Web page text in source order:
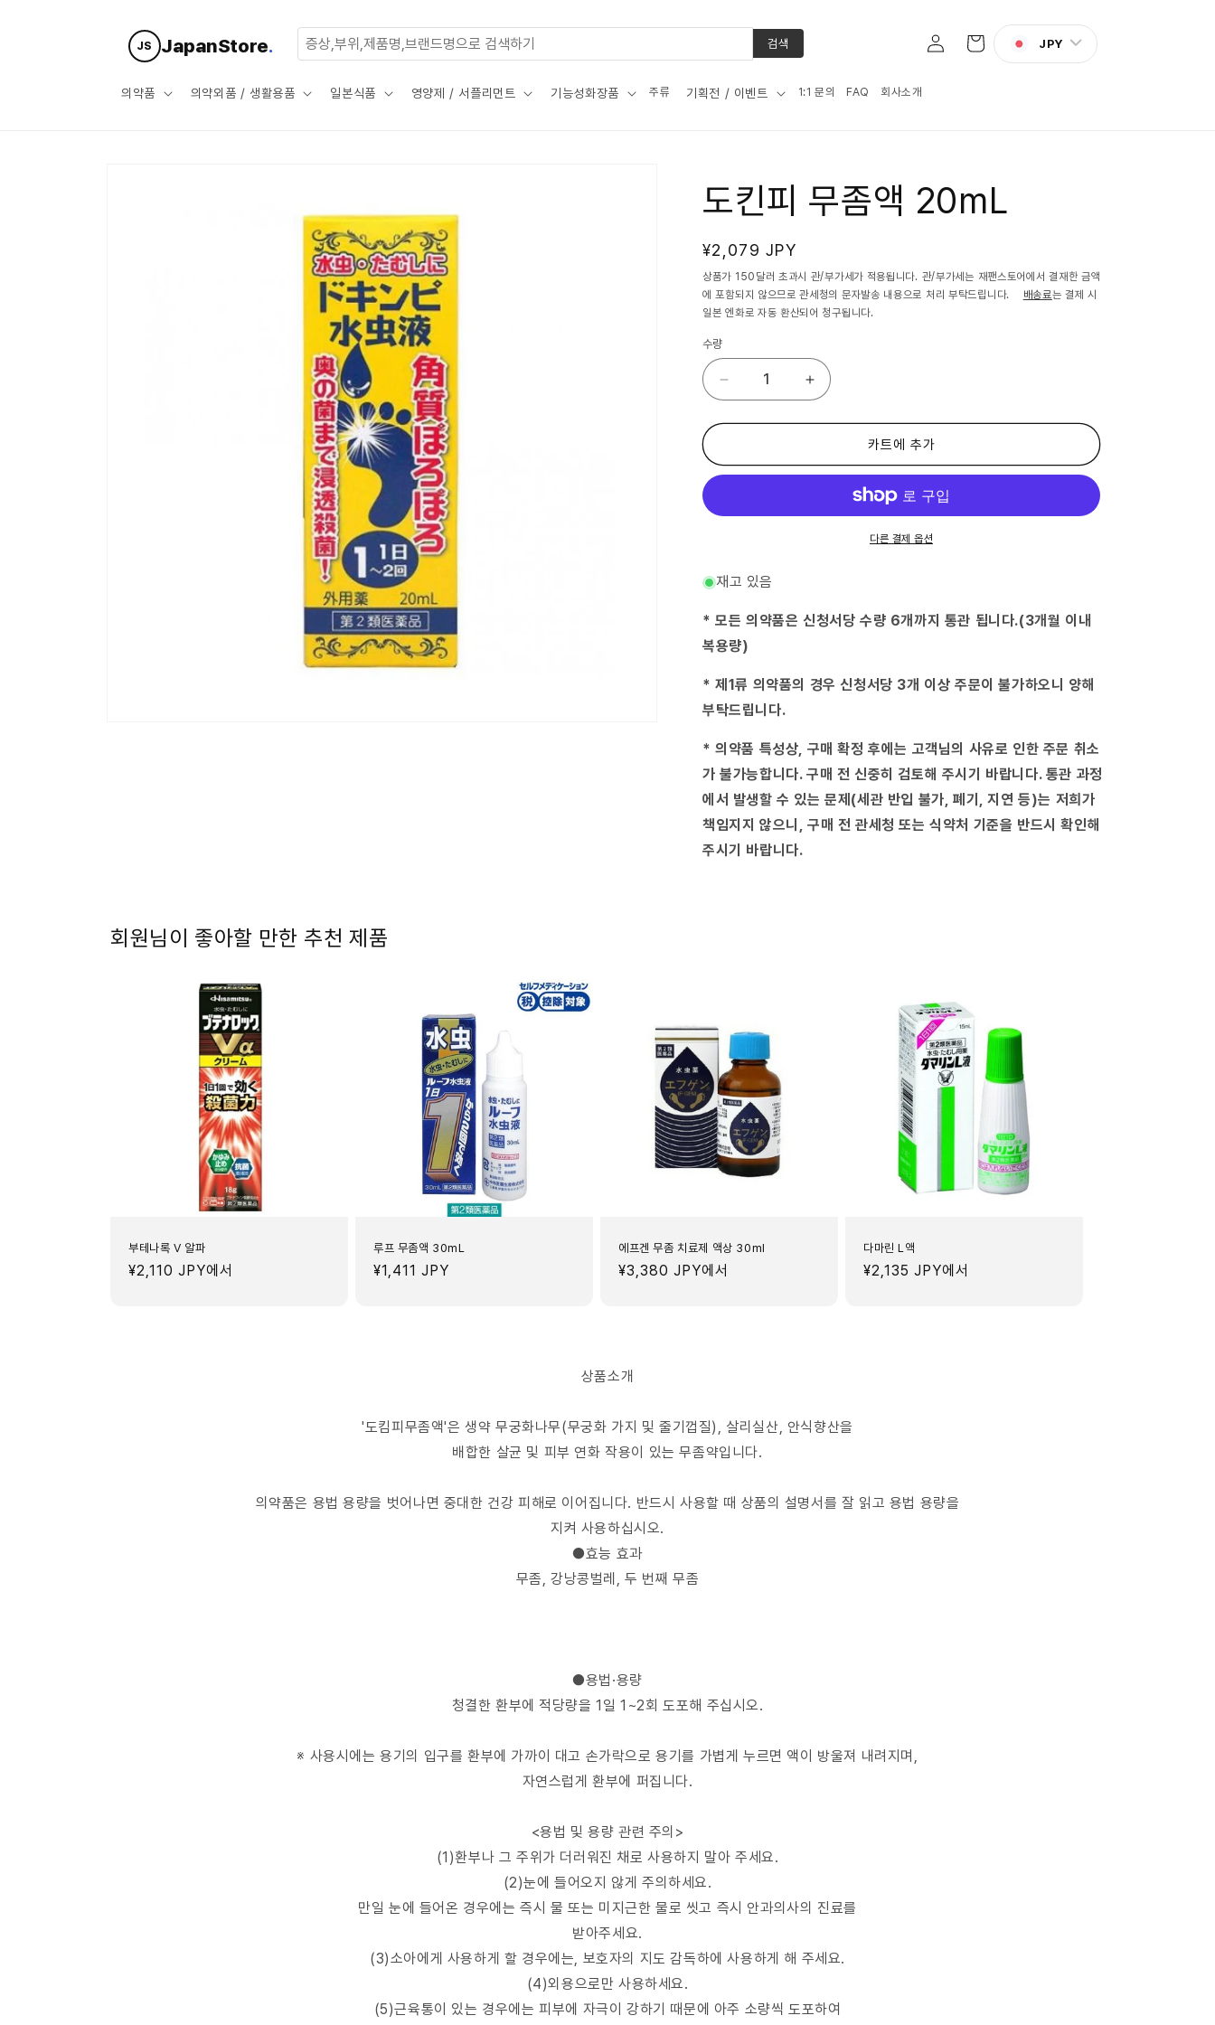
JS JapanStore.
의약품 의약외품 / 생활용품 일본식품 영양제 / 서플리먼트 기능성화장품 주류 기획전 / 이벤트 1:1 문의 FAQ 회사소개
그
트
JPY
검색
도킨피 무좀액 20mL
정
가
¥2,079 JPY
상품가 150달러 초과시 관/부가세가 적용됩니다. 관/부가세는 재팬스토어에서 결재한 금액
에 포함되지 않으므로 관세청의 문자발송 내용으로 처리 부탁드립니다. 배송료는 결제 시
일본 엔화로 자동 환산되어 청구됩니다.
수량
킨
피
좀
수
임
도
킨
피
좀
수
카트에 추가
다른 결제 옵션
재고 있음
* 모든 의약품은 신청서당 수량 6개까지 통관 됩니다.(3개월 이내
복용량)
* 제1류 의약품의 경우 신청서당 3개 이상 주문이 불가하오니 양해
부탁드립니다.
* 의약품 특성상, 구매 확정 후에는 고객님의 사유로 인한 주문 취소
가 불가능합니다. 구매 전 신중히 검토해 주시기 바랍니다. 통관 과정
에서 발생할 수 있는 문제(세관 반입 불가, 폐기, 지연 등)는 저희가
책임지지 않으니, 구매 전 관세청 또는 식약처 기준을 반드시 확인해
주시기 바랍니다.
회원님이 좋아할 만한 추천 제품
부테나록 V 알파
정
¥2,110 JPY에서
루프 무좀액 30mL
정
¥1,411 JPY
에프겐 무좀 치료제 액상 30ml
정
¥3,380 JPY에서
다마린 L액
정
¥2,135 JPY에서
상품소개
'도킴피무좀액'은 생약 무궁화나무(무궁화 가지 및 줄기껍질), 살리실산, 안식향산을
배합한 살균 및 피부 연화 작용이 있는 무좀약입니다.
의약품은 용법 용량을 벗어나면 중대한 건강 피해로 이어집니다. 반드시 사용할 때 상품의 설명서를 잘 읽고 용법 용량을
지켜 사용하십시오.
●효능 효과
무좀, 강낭콩벌레, 두 번째 무좀
●용법·용량
청결한 환부에 적당량을 1일 1~2회 도포해 주십시오.
※ 사용시에는 용기의 입구를 환부에 가까이 대고 손가락으로 용기를 가볍게 누르면 액이 방울져 내려지며,
자연스럽게 환부에 퍼집니다.
<용법 및 용량 관련 주의>
(1)환부나 그 주위가 더러워진 채로 사용하지 말아 주세요.
(2)눈에 들어오지 않게 주의하세요.
만일 눈에 들어온 경우에는 즉시 물 또는 미지근한 물로 씻고 즉시 안과의사의 진료를
받아주세요.
(3)소아에게 사용하게 할 경우에는, 보호자의 지도 감독하에 사용하게 해 주세요.
(4)외용으로만 사용하세요.
(5)근육통이 있는 경우에는 피부에 자극이 강하기 때문에 아주 소량씩 도포하여